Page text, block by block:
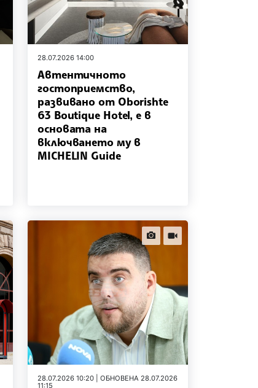
28.07.2026 14:00
Автентичното
гостоприемство,
развивано от Oborishte
63 Boutique Hotel, е в
основата на
включването му в
MICHELIN Guide
news.imagesnews.videos
28.07.2026 10:20 | ОБНОВЕНА 28.07.2026
11:15